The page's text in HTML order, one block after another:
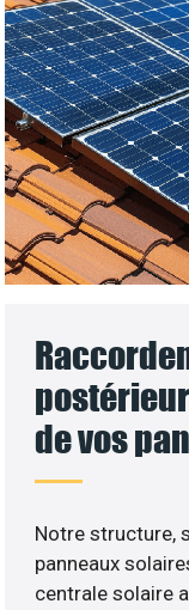
de vos
Notre structure,
panneaux
centrale solaire